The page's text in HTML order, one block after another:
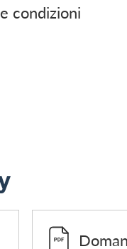
condizioni